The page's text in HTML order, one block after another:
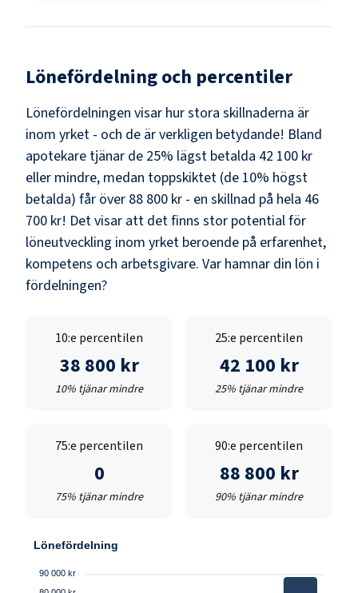
Lönefördelning och percentiler
Lönefördelningen visar hur stora skillnaderna är
inom yrket - och de är verkligen betydande! Bland
apotekare tjänar de 25% lägst betalda 42 100 kr
eller mindre, medan toppskiktet (de 10% högst
betalda) får över 88 800 kr - en skillnad på hela 46
700 kr! Det visar att det finns stor potential för
löneutveckling inom yrket beroende på erfarenhet,
kompetens och arbetsgivare. Var hamnar din lön i
fördelningen?
10:e percentilen
38 800 kr
10% tjänar mindre
25:e percentilen
42 100 kr
25% tjänar mindre
75:e percentilen
0
75% tjänar mindre
90:e percentilen
88 800 kr
90% tjänar mindre
Lönefördelning
90 000 kr